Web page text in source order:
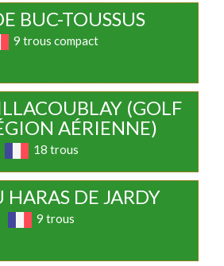
BUC-TOUSSUS
9 trous compact
(GOLF
AÉRIENNE)
18 trous
HARAS DE JARDY
9 trous